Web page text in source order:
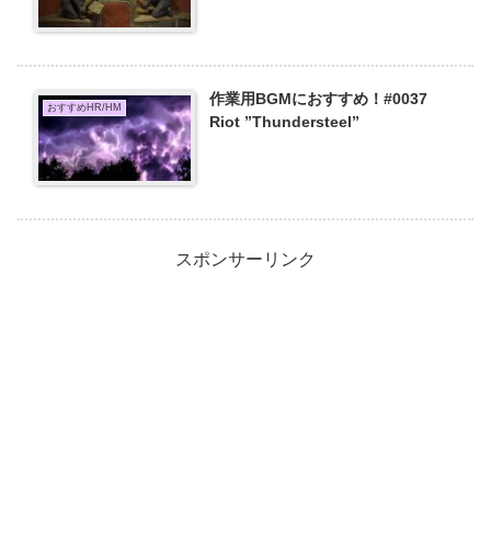
おすすめHR/HM
作業用BGMにおすすめ！#0037
Riot ”Thundersteel”
スポンサーリンク